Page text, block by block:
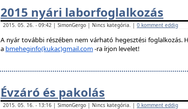
2015 nyári laborfoglalkozás
2015. 05. 26. - 09:42 | SimonGergo | Nincs kategória. | 0 komment eddig
A nyár további részében nem várható hegesztési foglalkozás.
a bmeheginfo(kukac)gmail.com-ra írjon levelet!
Évzáró és pakolás
2015. 05. 16. - 13:16 | SimonGergo | Nincs kategória. | 0 komment eddig